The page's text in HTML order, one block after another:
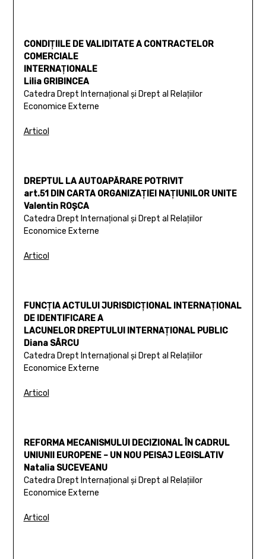
CONDIŢIILE DE VALIDITATE A CONTRACTELOR
COMERCIALE
INTERNAŢIONALE
Lilia GRIBINCEA
Catedra Drept Internaţional şi Drept al Relaţiilor
Economice Externe
Articol
DREPTUL LA AUTOAPĂRARE POTRIVIT
art.51 DIN CARTA ORGANIZAŢIEI NAŢIUNILOR UNITE
Valentin ROŞCA
Catedra Drept Internaţional şi Drept al Relaţiilor
Economice Externe
Articol
FUNCŢIA ACTULUI JURISDICŢIONAL INTERNAŢIONAL
DE IDENTIFICARE A
LACUNELOR DREPTULUI INTERNAŢIONAL PUBLIC
Diana SÂRCU
Catedra Drept Internaţional şi Drept al Relaţiilor
Economice Externe
Articol
REFORMA MECANISMULUI DECIZIONAL ÎN CADRUL
UNIUNII EUROPENE – UN NOU PEISAJ LEGISLATIV
Natalia SUCEVEANU
Catedra Drept Internaţional şi Drept al Relaţiilor
Economice Externe
Articol